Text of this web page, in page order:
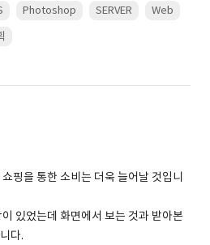
Photoshop SERVER
Web
핑을 통한 소비는 더욱 늘어날 것입니
있었는데 화면에서 보는 것과 받아본
다.